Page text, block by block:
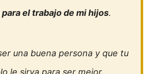
el trabajo de mi hijos.
una buena persona y que tu